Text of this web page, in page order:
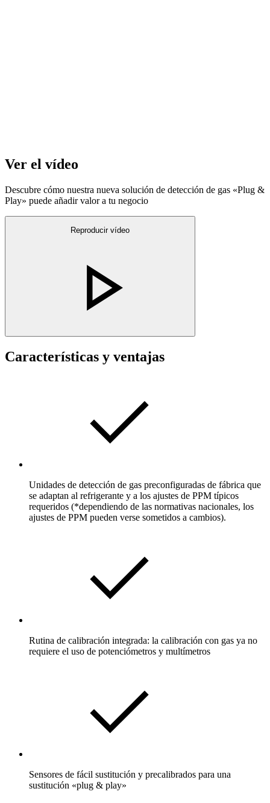
Ver el vídeo
Descubre cómo nuestra nueva solución de detección de gas «Plug &
Play» puede añadir valor a tu negocio
Reproducir vídeo
Características y ventajas
Unidades de detección de gas preconfiguradas de fábrica que
se adaptan al refrigerante y a los ajustes de PPM típicos
requeridos (*dependiendo de las normativas nacionales, los
ajustes de PPM pueden verse sometidos a cambios).
Rutina de calibración integrada: la calibración con gas ya no
requiere el uso de potenciómetros y multímetros
Sensores de fácil sustitución y precalibrados para una
sustitución «plug & play»